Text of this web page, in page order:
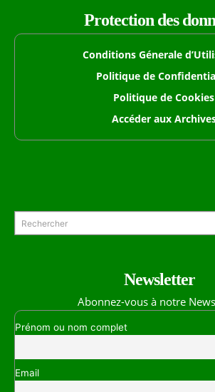
Protection des
Conditions Génerale
Politique de
Politique de Cookies
Accéder aux
Rechercher
Newsletter
Abonnez-vous à notre
Prénom ou nom complet
Email